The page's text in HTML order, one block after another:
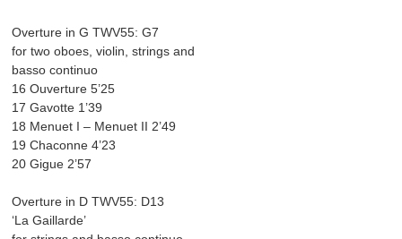
Overture in G TWV55: G7
for two oboes, violin, strings and
basso continuo
16 Ouverture 5’25
17 Gavotte 1’39
18 Menuet I – Menuet II 2’49
19 Chaconne 4’23
20 Gigue 2’57
Overture in D TWV55: D13
‘La Gaillarde’